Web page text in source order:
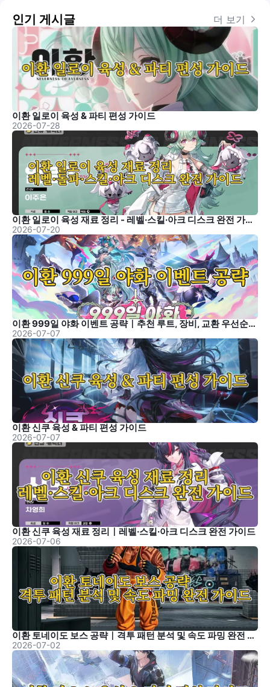
인기 게시글 더 보기
이환 일로이 육성 & 파티 편성 가이드
2026-07-28
이환 일로이 육성 재료 정리 - 레벨·스킬·아크 디스크 완전 가이드
2026-07-20
이환 999일 야화 이벤트 공략｜추천 루트, 장비, 교환 우선순위 정리
2026-07-07
이환 신쿠 육성 & 파티 편성 가이드
2026-07-07
이환 신쿠 육성 재료 정리｜레벨·스킬·아크 디스크 완전 가이드
2026-07-06
이환 토네이도 보스 공략｜격투 패턴 분석 및 속도 파밍 완전 가이드
2026-07-02